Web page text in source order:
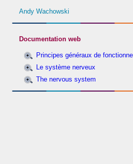
Andy Wachowski
Documentation web
Principes généraux de
Le système nerveux
The nervous system